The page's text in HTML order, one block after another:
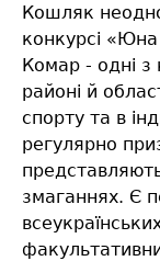
Кошляк
конкурсі
Комар - одні з
районі й
спорту та в
регулярно
змаганнях. Є